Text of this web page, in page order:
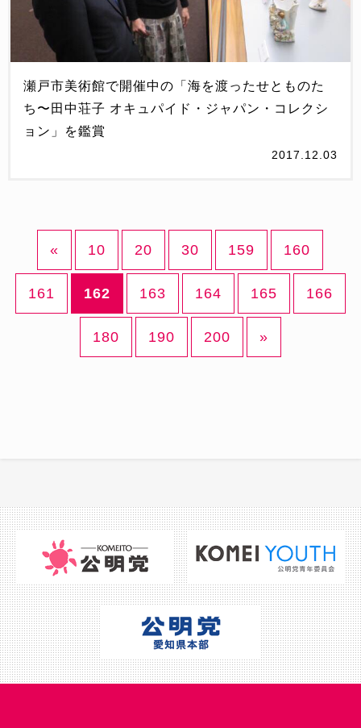
瀬戸市美術館で開催中の「海を渡ったせとものた
ち〜田中荘子 オキュパイド・ジャパン・コレクシ
ョン」を鑑賞
2017.12.03
« 10 20 30 159 160
161 162 163 164 165 166
180 190 200 »